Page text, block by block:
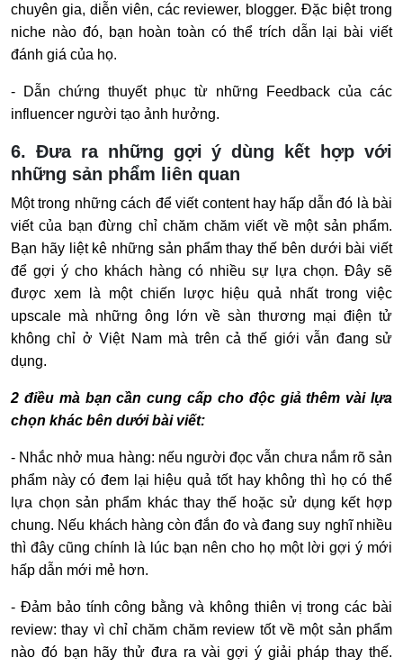
chuyên gia, diễn viên, các reviewer, blogger. Đặc biệt trong
niche nào đó, bạn hoàn toàn có thể trích dẫn lại bài viết
đánh giá của họ.
- Dẫn chứng thuyết phục từ những Feedback của các
influencer người tạo ảnh hưởng.
6. Đưa ra những gợi ý dùng kết hợp với
những sản phẩm liên quan
Một trong những cách để viết content hay hấp dẫn đó là bài
viết của bạn đừng chỉ chăm chăm viết về một sản phẩm.
Bạn hãy liệt kê những sản phẩm thay thế bên dưới bài viết
để gợi ý cho khách hàng có nhiều sự lựa chọn. Đây sẽ
được xem là một chiến lược hiệu quả nhất trong việc
upscale mà những ông lớn về sàn thương mại điện tử
không chỉ ở Việt Nam mà trên cả thế giới vẫn đang sử
dụng.
2 điều mà bạn cần cung cấp cho độc giả thêm vài lựa
chọn khác bên dưới bài viết:
- Nhắc nhở mua hàng: nếu người đọc vẫn chưa nắm rõ sản
phẩm này có đem lại hiệu quả tốt hay không thì họ có thể
lựa chọn sản phẩm khác thay thế hoặc sử dụng kết hợp
chung. Nếu khách hàng còn đắn đo và đang suy nghĩ nhiều
thì đây cũng chính là lúc bạn nên cho họ một lời gợi ý mới
hấp dẫn mới mẻ hơn.
- Đảm bảo tính công bằng và không thiên vị trong các bài
review: thay vì chỉ chăm chăm review tốt về một sản phẩm
nào đó bạn hãy thử đưa ra vài gợi ý giải pháp thay thế.